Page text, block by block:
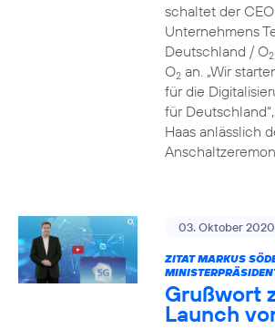
schaltet der
Unternehmens
Deutschland / O2
O2an. „Wir
für die
für
Haas anlässlich
03. Oktober 2020
ZITAT MARKUS
Grußwort
Launch